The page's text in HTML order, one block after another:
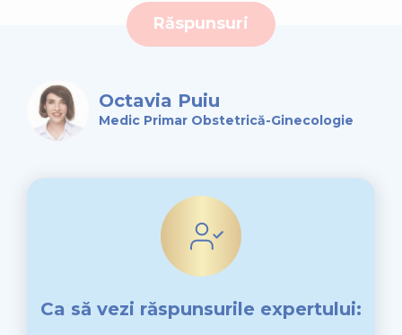
Răspunsuri
Octavia Puiu
Medic Primar Obstetrică-Ginecologie
Ca să vezi răspunsurile expertului: